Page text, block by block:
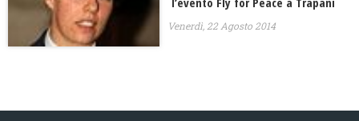
Venerdì, 22 Agosto 2014